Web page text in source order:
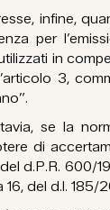
infine,
per
in
3,
se la
di
d.P.R. 600/
16, del d.l.